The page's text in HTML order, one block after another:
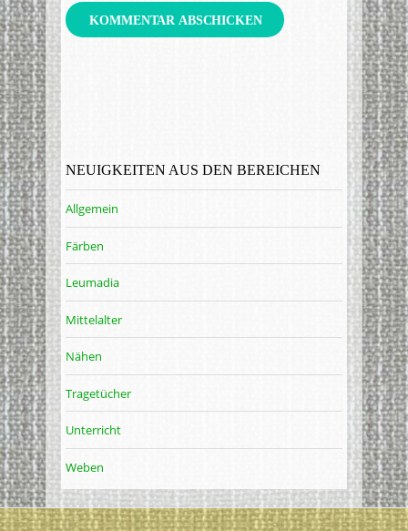
NEUIGKEITEN AUS DEN BEREICHEN
Allgemein
Färben
Leumadia
Mittelalter
Nähen
Tragetücher
Unterricht
Weben